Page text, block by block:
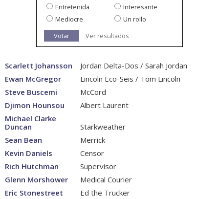
Entretenida
Interesante
Mediocre
Un rollo
Votar
Ver resultados
Scarlett Johansson
Jordan Delta-Dos / Sarah Jordan
Ewan McGregor
Lincoln Eco-Seis / Tom Lincoln
Steve Buscemi
McCord
Djimon Hounsou
Albert Laurent
Michael Clarke
Duncan
Starkweather
Sean Bean
Merrick
Kevin Daniels
Censor
Rich Hutchman
Supervisor
Glenn Morshower
Medical Courier
Eric Stonestreet
Ed the Trucker